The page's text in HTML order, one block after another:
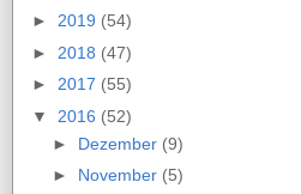
► 2019 (54)
► 2018 (47)
► 2017 (55)
▼ 2016 (52)
► Dezember (9)
► November (5)